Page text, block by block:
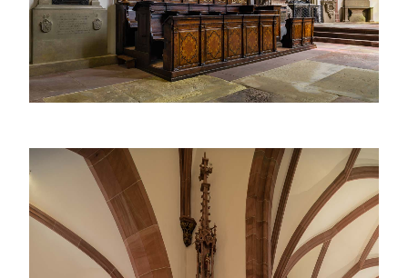
Dahinter befinden sich prächtige Epitaphien und
farbige Fenster.